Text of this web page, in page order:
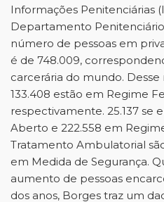
Informações Penitenciárias
Departamento Penitenciário
número de pessoas em
é de 748.009,
carcerária do mundo.
133.408 estão em Regime
respectivamente. 25.137 se
Aberto e 222.558 em
Tratamento Ambulatorial
em Medida de Segurança.
aumento de pessoas
dos anos, Borges traz um